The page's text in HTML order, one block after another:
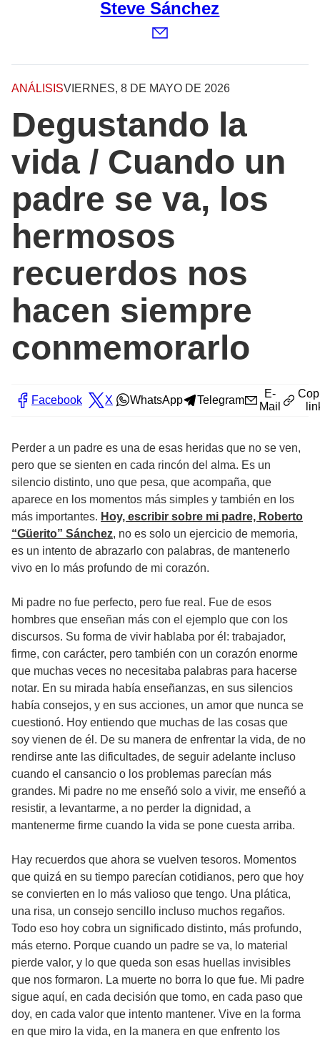
Steve Sánchez
ANÁLISISVIERNES, 8 DE MAYO DE 2026
Degustando la
vida / Cuando un
padre se va, los
hermosos
recuerdos nos
hacen siempre
conmemorarlo
Facebook X WhatsApp Telegram
E-
Mail
Perder a un padre es una de esas heridas que no se ven,
pero que se sienten en cada rincón del alma. Es un
silencio distinto, uno que pesa, que acompaña, que
aparece en los momentos más simples y también en los
más importantes. Hoy, escribir sobre mi padre, Roberto
“Güerito” Sánchez, no es solo un ejercicio de memoria,
es un intento de abrazarlo con palabras, de mantenerlo
vivo en lo más profundo de mi corazón.
Mi padre no fue perfecto, pero fue real. Fue de esos
hombres que enseñan más con el ejemplo que con los
discursos. Su forma de vivir hablaba por él: trabajador,
firme, con carácter, pero también con un corazón enorme
que muchas veces no necesitaba palabras para hacerse
notar. En su mirada había enseñanzas, en sus silencios
había consejos, y en sus acciones, un amor que nunca se
cuestionó. Hoy entiendo que muchas de las cosas que
soy vienen de él. De su manera de enfrentar la vida, de no
rendirse ante las dificultades, de seguir adelante incluso
cuando el cansancio o los problemas parecían más
grandes. Mi padre no me enseñó solo a vivir, me enseñó a
resistir, a levantarme, a no perder la dignidad, a
mantenerme firme cuando la vida se pone cuesta arriba.
Hay recuerdos que ahora se vuelven tesoros. Momentos
que quizá en su tiempo parecían cotidianos, pero que hoy
se convierten en lo más valioso que tengo. Una plática,
una risa, un consejo sencillo incluso muchos regaños.
Todo eso hoy cobra un significado distinto, más profundo,
más eterno. Porque cuando un padre se va, lo material
pierde valor, y lo que queda son esas huellas invisibles
que nos formaron. La muerte no borra lo que fue. Mi padre
sigue aquí, en cada decisión que tomo, en cada paso que
doy, en cada valor que intento mantener. Vive en la forma
en que miro la vida, en la manera en que enfrento los